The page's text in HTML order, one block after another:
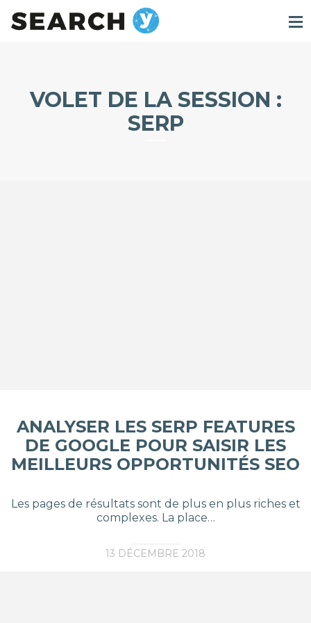
VOLET DE LA SESSION :
SERP
ANALYSER LES SERP FEATURES
DE GOOGLE POUR SAISIR LES
MEILLEURS OPPORTUNITÉS SEO
Les pages de résultats sont de plus en plus riches et
complexes. La place…
13 DÉCEMBRE 2018